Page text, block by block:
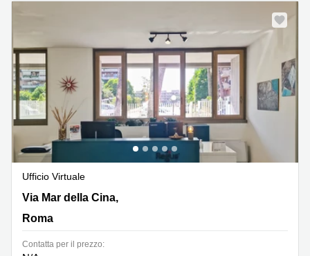
Ufficio Virtuale
Via Mar della Cina, 276, Roma
Via Mar della Cina,
Roma
Сontatta per il prezzo: